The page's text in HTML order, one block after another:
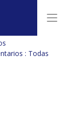
: Todas